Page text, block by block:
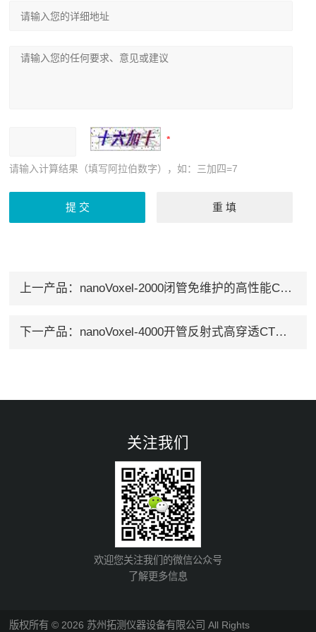
请输入计算结果（填写阿拉伯数字），如：三加四=7
上一产品： nanoVoxel-2000闭管免维护的高性能CT系统
下一产品： nanoVoxel-4000开管反射式高穿透CT系统
关注我们
欢迎您关注我们的微信公众号
了解更多信息
版权所有 © 2026 苏州拓测仪器设备有限公司 All Rights